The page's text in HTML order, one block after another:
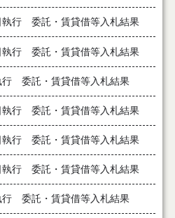
執行 委託・賃貸借等入札結果
執行 委託・賃貸借等入札結果
行 委託・賃貸借等入札結果
執行 委託・賃貸借等入札結果
執行 委託・賃貸借等入札結果
執行 委託・賃貸借等入札結果
行 委託・賃貸借等入札結果